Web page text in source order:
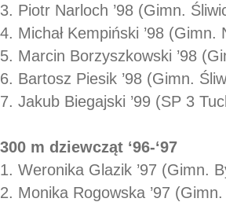
3. Piotr Narloch ’98 (Gimn.
4. Michał Kempiński ’98
5. Marcin Borzyszkowski ’98
6. Bartosz Piesik ’98 (Gimn.
7. Jakub Biegajski ’99 (SP 3
300 m dziewcząt ‘96-‘97
1. Weronika Glazik ’97 (Gimn.
2. Monika Rogowska ’97